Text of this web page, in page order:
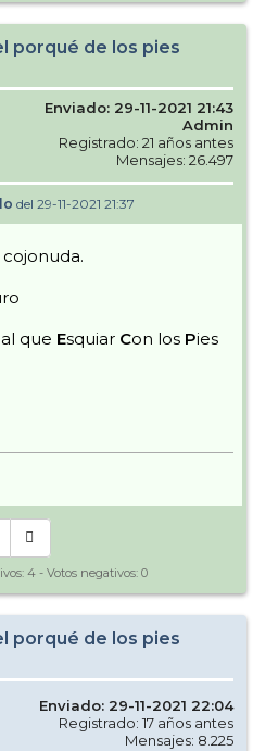
porqué de los pies
Enviado: 29-11-2021 21:43
Admin
Registrado: 21 años antes
Mensajes: 26.497
del 29-11-2021 21:37
que Esquiar Con los Pies
4 - Votos negativos: 0
porqué de los pies
Enviado: 29-11-2021 22:04
Registrado: 17 años antes
Mensajes: 8.225